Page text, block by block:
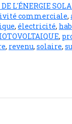
L'ÉNERGIE
commerciale,
, électricité,
,
, revenu, solaire,